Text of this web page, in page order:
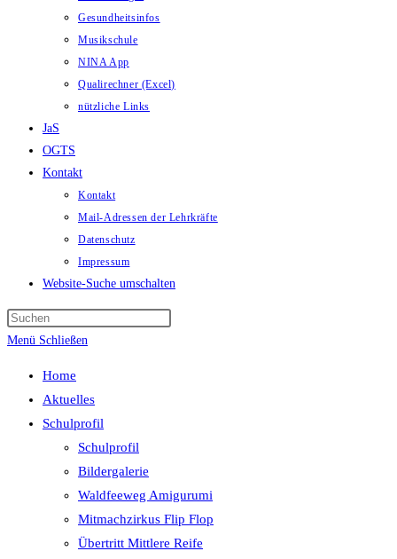
Gesundheitsinfos
Musikschule
NINA App
Qualirechner (Excel)
nützliche Links
JaS
OGTS
Kontakt
Kontakt
Mail-Adressen der Lehrkräfte
Datenschutz
Impressum
Website-Suche umschalten
Menü Schließen
Home
Aktuelles
Schulprofil
Schulprofil
Bildergalerie
Waldfeeweg Amigurumi
Mitmachzirkus Flip Flop
Übertritt Mittlere Reife